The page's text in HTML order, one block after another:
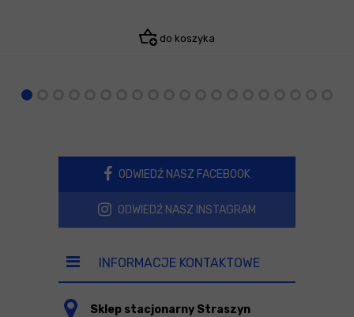
do koszyka
ODWIEDŹ NASZ FACEBOOK
ODWIEDŹ NASZ INSTAGRAM
INFORMACJE KONTAKTOWE
Sklep stacjonarny Straszyn